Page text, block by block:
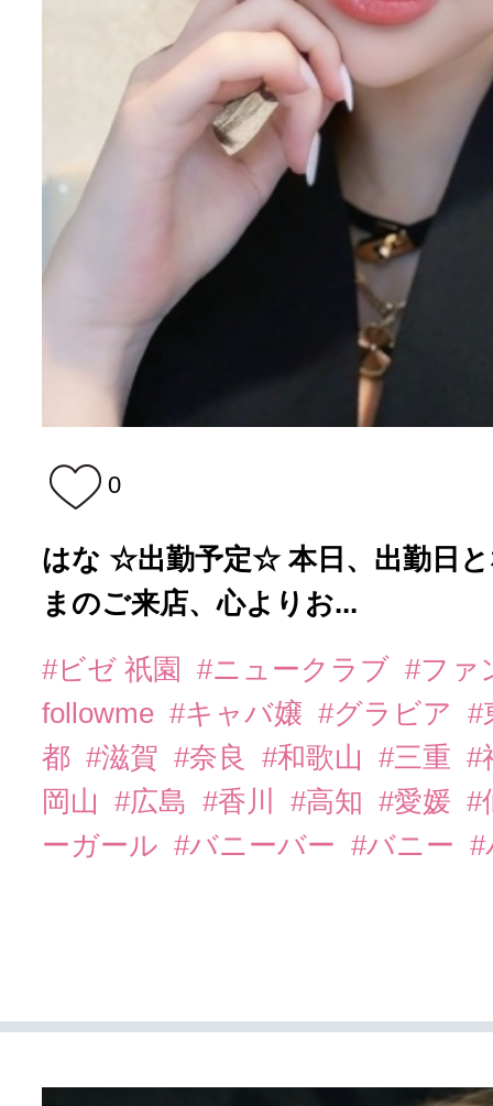
0
はな ☆出勤予定☆ 本日、出勤日
まのご来店、心よりお...
#ビゼ 祇園 #ニュークラブ #ファ
followme #キャバ嬢 #グラビア
#
都 #滋賀 #奈良 #和歌山 #三重 #
岡山
#広島 #香川 #高知 #愛媛 #
ーガール #バニーバー #バニー #